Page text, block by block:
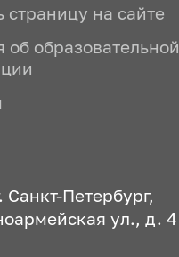
страницу на сайте
об образовательной
Санкт-Петербург,
ул., д. 4